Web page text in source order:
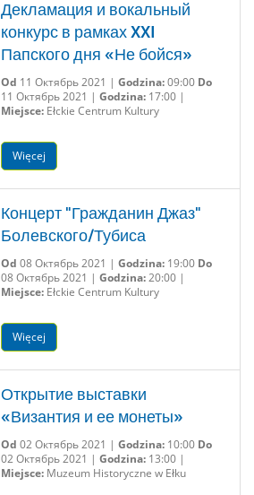
Декламация и вокальный
конкурс в рамках XXI
Папского дня «Не бойся»
Od 11 Октябрь 2021 | Godzina:09:00 Do
11 Октябрь 2021 | Godzina:17:00 |
Miejsce:Ełckie Centrum Kultury
Więcej
Концерт "Гражданин Джаз"
Болевского/Тубиса
Od 08 Октябрь 2021 | Godzina:19:00 Do
08 Октябрь 2021 | Godzina:20:00 |
Miejsce:Ełckie Centrum Kultury
Więcej
Открытие выставки
«Византия и ее монеты»
Od 02 Октябрь 2021 | Godzina:10:00 Do
02 Октябрь 2021 | Godzina:13:00 |
Miejsce:Muzeum Historyczne w Ełku